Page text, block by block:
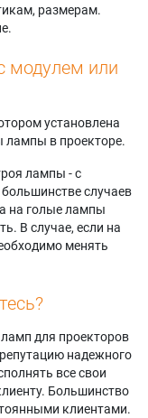
размерам.
модулем или
установлена
лампы в проекторе.
лампы - с
случаев
на голые лампы
В случае, если на
менять
для проекторов
надежного
все свои
Большинство
клиентами.